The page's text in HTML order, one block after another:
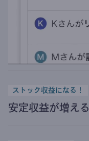
ストック収益になる！
安定収益が増える